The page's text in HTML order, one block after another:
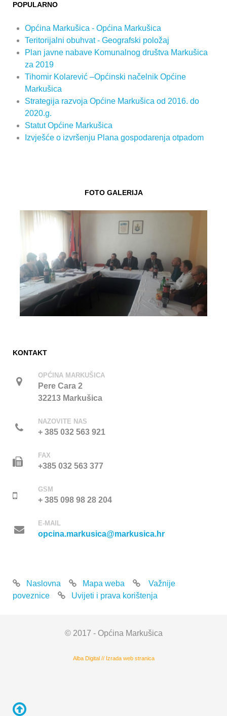
POPULARNO
Općina Markušica - Općina Markušica
Teritorijalni obuhvat - Geografski položaj
Plan javne nabave Komunalnog društva Markušica
za 2019
Tihomir Kolarević –Općinski načelnik Općine
Markušica
Strategija razvoja Općine Markušica od 2016. do
2020.g.
Statut Općine Markušica
Izvješće o izvršenju Plana gospodarenja otpadom
FOTO GALERIJA
KONTAKT
OPĆINA MARKUŠICA
Pere Cara 2
32213 Markušica
NAZOVITE NAS
+ 385 032 563 921
FAX
+385 032 563 377
GSM
+ 385 098 98 28 204
E-MAIL
opcina.markusica@markusica.hr
Naslovna Mapa weba
Važnije
poveznice
Uvijeti i prava korištenja
© 2017 - Općina Markušica
Alba Digital // Izrada web stranica